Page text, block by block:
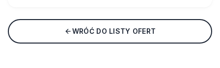
WRÓĆ DO LISTY OFERT